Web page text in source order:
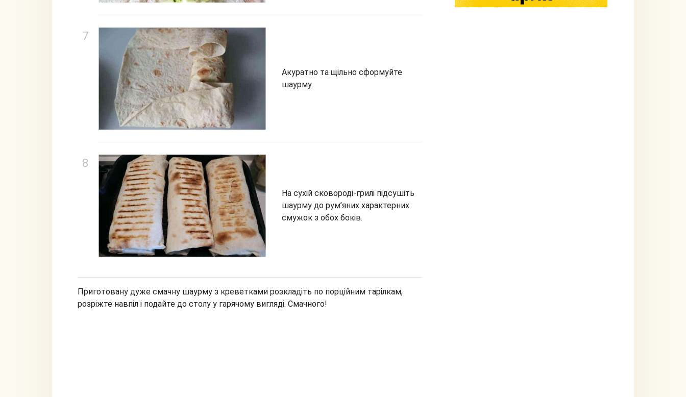
Акуратно та щільно сформуйте
шаурму.
На сухій сковороді-грилі підсушіть
шаурму до рум’яних характерних
смужок з обох боків.
Приготовану дуже смачну шаурму з креветками розкладіть по порційним тарілкам,
розріжте навпіл і подайте до столу у гарячому вигляді. Смачного!